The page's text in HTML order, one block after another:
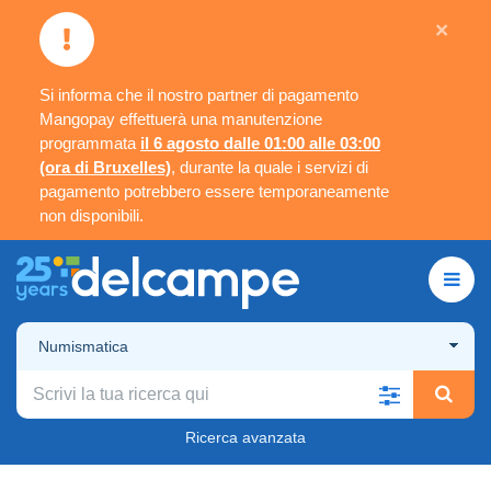
Si informa che il nostro partner di pagamento
Mangopay effettuerà una manutenzione
programmata il 6 agosto dalle 01:00 alle 03:00
(ora di Bruxelles), durante la quale i servizi di
pagamento potrebbero essere temporaneamente
non disponibili.
×
Numismatica
Ricerca avanzata